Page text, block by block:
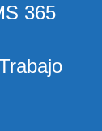
365